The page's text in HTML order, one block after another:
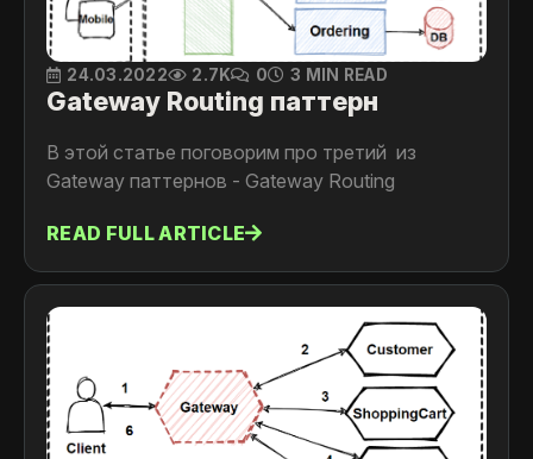
24.03.2022 2.7K 0 3 MIN READ
Gateway Routing паттерн
В этой статье поговорим про третий из
Gateway паттернов - Gateway Routing
READ FULL ARTICLE